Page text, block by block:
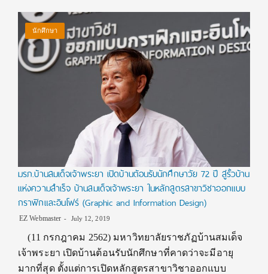
นักศึกษา
มรภ.บ้านสมเด็จเจ้าพระยา เปิดบ้านต้อนรับนักศึกษาวัย 72 ปี สู่รั้วบ้าน
แห่งความสำเร็จ บ้านสมเด็จเจ้าพระยา ในหลักสูตรสาขาวิชาออกแบบ
กราฟิกและอินโฟร์ (Graphic and Information Design)
EZ Webmaster July 12, 2019
(11 กรกฎาคม 2562) มหาวิทยาลัยราชภัฏบ้านสมเด็จ
เจ้าพระยา เปิดบ้านต้อนรับนักศึกษาที่คาดว่าจะมีอายุ
มากที่สุด ตั้งแต่การเปิดหลักสูตรสาขาวิชาออกแบบ